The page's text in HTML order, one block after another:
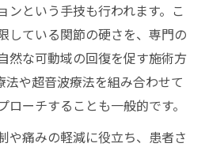
ンという手技も行われます。こ
している関節の硬さを、専門の
然な可動域の回復を促す施術方
法や超音波療法を組み合わせて
ーチすることも一般的です。
や痛みの軽減に役立ち、患者さ